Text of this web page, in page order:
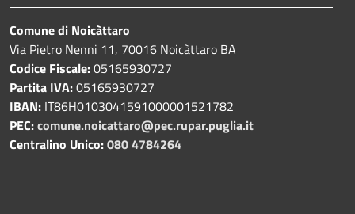
Comune di Noicàttaro
Via Pietro Nenni 11, 70016 Noicàttaro BA
Codice Fiscale:05165930727
Partita IVA:05165930727
IBAN: IT86H0103041591000001521782
PEC:comune.noicattaro@pec.rupar.puglia.it
Centralino Unico:080 4784264